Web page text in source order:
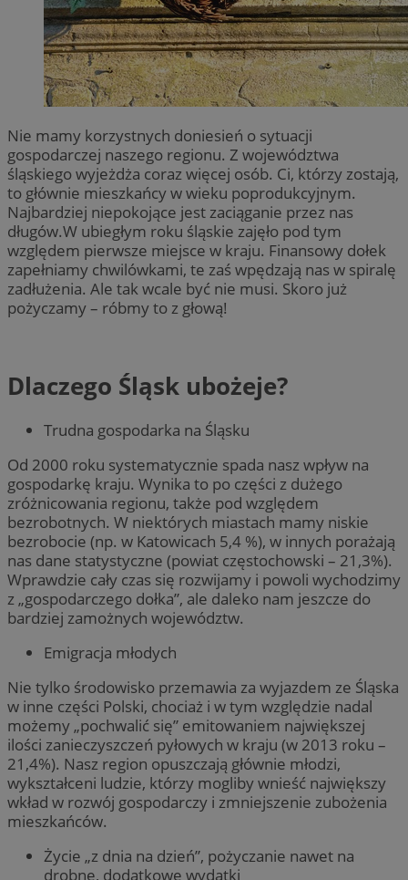
Nie mamy korzystnych doniesień o sytuacji
gospodarczej naszego regionu. Z województwa
śląskiego wyjeżdża coraz więcej osób. Ci, którzy zostają,
to głównie mieszkańcy w wieku poprodukcyjnym.
Najbardziej niepokojące jest zaciąganie przez nas
długów.W ubiegłym roku śląskie zajęło pod tym
względem pierwsze miejsce w kraju. Finansowy dołek
zapełniamy chwilówkami, te zaś wpędzają nas w spiralę
zadłużenia. Ale tak wcale być nie musi. Skoro już
pożyczamy – róbmy to z głową!
Dlaczego Śląsk ubożeje?
Trudna gospodarka na Śląsku
Od 2000 roku systematycznie spada nasz wpływ na
gospodarkę kraju. Wynika to po części z dużego
zróżnicowania regionu, także pod względem
bezrobotnych. W niektórych miastach mamy niskie
bezrobocie (np. w Katowicach 5,4 %), w innych porażają
nas dane statystyczne (powiat częstochowski – 21,3%).
Wprawdzie cały czas się rozwijamy i powoli wychodzimy
z „gospodarczego dołka”, ale daleko nam jeszcze do
bardziej zamożnych województw.
Emigracja młodych
Nie tylko środowisko przemawia za wyjazdem ze Śląska
w inne części Polski, chociaż i w tym względzie nadal
możemy „pochwalić się” emitowaniem największej
ilości zanieczyszczeń pyłowych w kraju (w 2013 roku –
21,4%). Nasz region opuszczają głównie młodzi,
wykształceni ludzie, którzy mogliby wnieść największy
wkład w rozwój gospodarczy i zmniejszenie zubożenia
mieszkańców.
Życie „z dnia na dzień”, pożyczanie nawet na
drobne, dodatkowe wydatki